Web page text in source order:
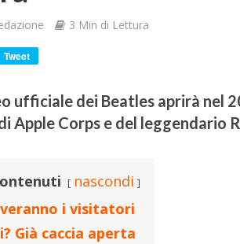
3 Min di Lettura
Tweet
ufficiale dei Beatles aprirà nel
Apple Corps e del leggendario
nascondi
i visitatori
Già caccia aperta